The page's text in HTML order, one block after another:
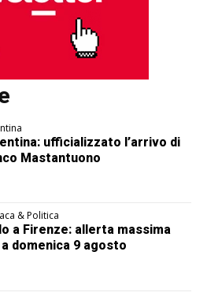
ufficializzato l’arrivo di
Mastantuono
& Politica
a Firenze: allerta massima
domenica 9 agosto